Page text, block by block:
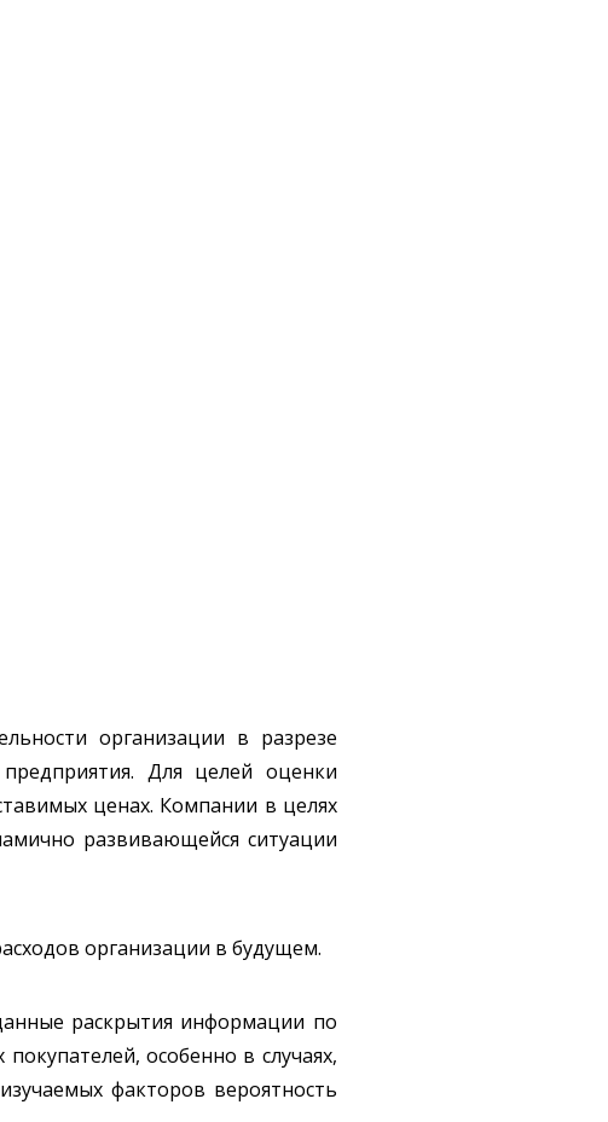
организации в разрезе
Для целей оценки
ценах. Компании в целях
развивающейся ситуации
организации в будущем.
раскрытия информации по
особенно в случаях,
факторов вероятность